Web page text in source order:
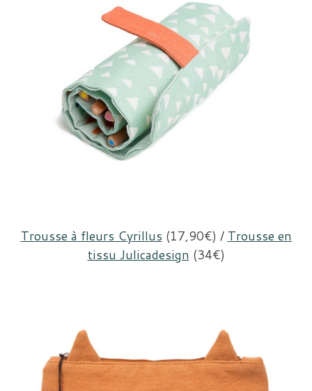
Trousse à fleurs Cyrillus (17,90€) / Trousse en
tissu Julicadesign (34€)